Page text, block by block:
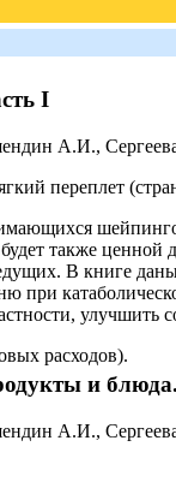
I
А.И.,
переплет
также ценной
В книге
при
улучшить
расходов).
и
А.И.,